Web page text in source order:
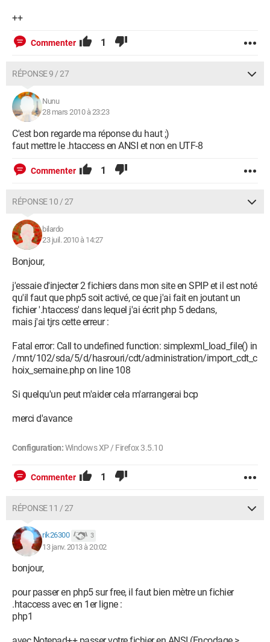
++
Commenter 1
RÉPONSE 9 / 27
Nunu
28 mars 2010 à 23:23
C'est bon regarde ma réponse du haut ;)
faut mettre le .htaccess en ANSI et non en UTF-8
Commenter 1
RÉPONSE 10 / 27
bilardo
23 juil. 2010 à 14:27
Bonjour,
j'essaie d'injecter 2 fichiers dans mon site en SPIP et il est noté
qu'il faut que php5 soit activé, ce que j'ai fait en joutant un
fichier '.htaccess' dans lequel j'ai écrit php 5 dedans,
mais j'ai tjrs cette erreur :
Fatal error: Call to undefined function: simplexml_load_file() in
/mnt/102/sda/5/d/hasrouri/cdt/administration/import_cdt_c
hoix_semaine.php on line 108
Si quelqu'un peut m'aider cela m'arrangerai bcp
merci d'avance
Configuration:Windows XP / Firefox 3.5.10
Commenter 1
RÉPONSE 11 / 27
rik26300 3
13 janv. 2013 à 20:02
bonjour,
pour passer en php5 sur free, il faut bien mètre un fichier
.htaccess avec en 1er ligne :
php1